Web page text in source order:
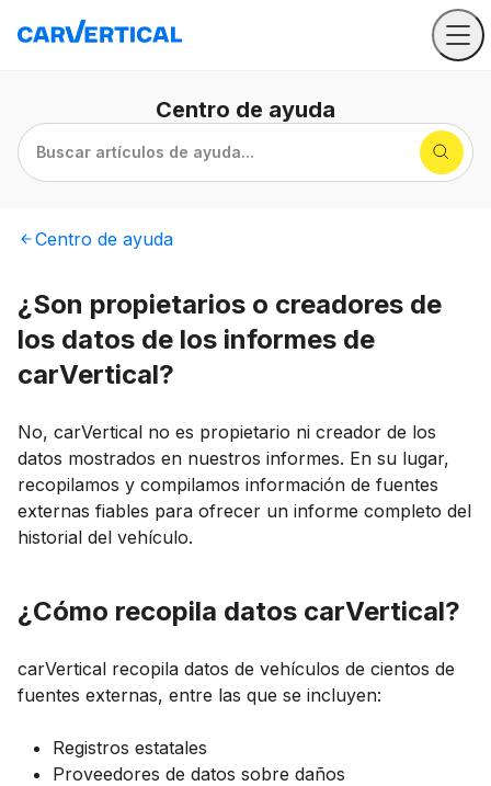
Centro de ayuda
Buscar artículos de ayuda...
Centro de ayuda
¿Son propietarios o creadores de
los datos de los informes de
carVertical?
No, carVertical no es propietario ni creador de los
datos mostrados en nuestros informes. En su lugar,
recopilamos y compilamos información de fuentes
externas fiables para ofrecer un informe completo del
historial del vehículo.
¿Cómo recopila datos carVertical?
carVertical recopila datos de vehículos de cientos de
fuentes externas, entre las que se incluyen:
Registros estatales
Proveedores de datos sobre daños